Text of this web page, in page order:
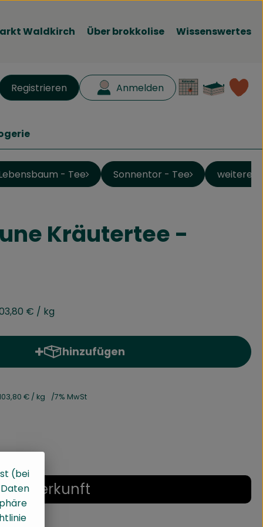
Waldkirch Über brokkolise Wissenswertes
Registrieren Anmelden
- Tee Sonnentor - Tee weitere
Kräutertee -
€ / kg
hinzufügen
Produkt zum Warenkorb hinzufügen
€ / kg 7% MwSt
Herkunft
(bei